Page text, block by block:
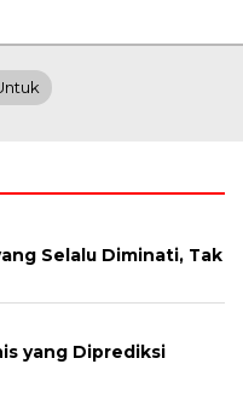
Selalu Diminati, Tak
yang Diprediksi